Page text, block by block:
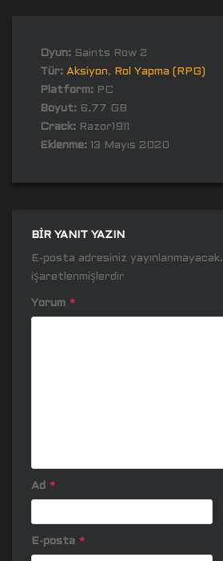
Oyun: Saints Row 2
Tür: Aksiyon,
Rol Yapma (RPG)
Platform: PC
Boyut: 6.77 GB
Crack: Razor1911
Eklenme: 13 Mayıs 2020
BIR YANIT YAZIN
E-posta adresiniz yayınlanmayacak.
işaretlenmişlerdir
Yorum *
Ad *
E-posta *